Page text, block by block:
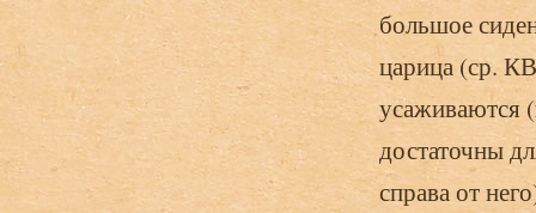
большое
царица (ср.
усаживаются
достаточны
справа от